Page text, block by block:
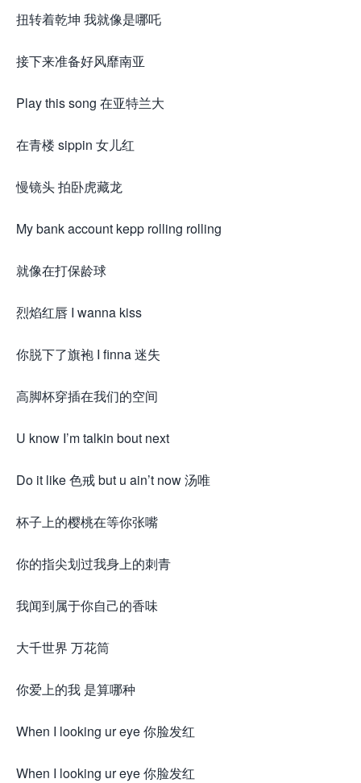
扭转着乾坤 我就像是哪吒
接下来准备好风靡南亚
Play this song 在亚特兰大
在青楼 sippin 女儿红
慢镜头 拍卧虎藏龙
My bank account kepp rolling rolling
就像在打保龄球
烈焰红唇 I wanna kiss
你脱下了旗袍 I finna 迷失
高脚杯穿插在我们的空间
U know I’m talkin bout next
Do it like 色戒 but u ain’t now 汤唯
杯子上的樱桃在等你张嘴
你的指尖划过我身上的刺青
我闻到属于你自己的香味
大千世界 万花筒
你爱上的我 是算哪种
When I looking ur eye 你脸发红
When I looking ur eye 你脸发红